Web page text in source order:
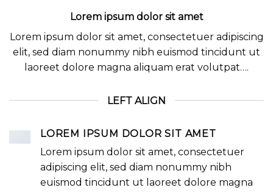
Lorem ipsum dolor sit amet
Lorem ipsum dolor sit amet, consectetuer adipiscing
elit, sed diam nonummy nibh euismod tincidunt ut
laoreet dolore magna aliquam erat volutpat….
LEFT ALIGN
LOREM IPSUM DOLOR SIT AMET
Lorem ipsum dolor sit amet, consectetuer
adipiscing elit, sed diam nonummy nibh
euismod tincidunt ut laoreet dolore magna